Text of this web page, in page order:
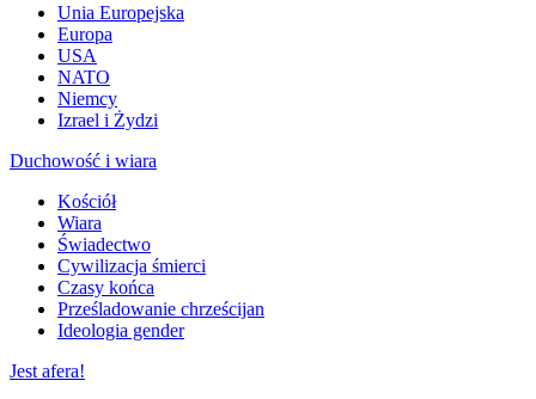
Unia Europejska
Europa
USA
NATO
Niemcy
Izrael i Żydzi
Duchowość i wiara
Kościół
Wiara
Świadectwo
Cywilizacja śmierci
Czasy końca
Prześladowanie chrześcijan
Ideologia gender
Jest afera!